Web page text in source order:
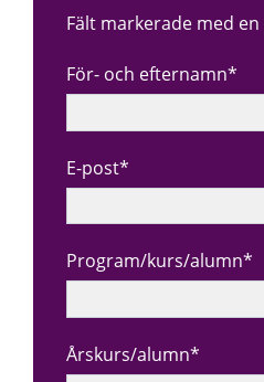
Fält markerade med
För- och efternamn*
E-post*
Program/kurs/alumn*
Årskurs/alumn*